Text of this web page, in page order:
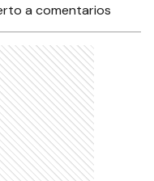
a comentarios